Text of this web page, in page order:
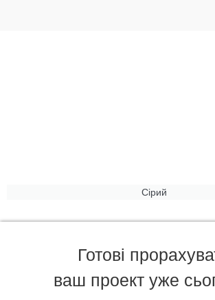
Сірий
Готові
ваш проект уже